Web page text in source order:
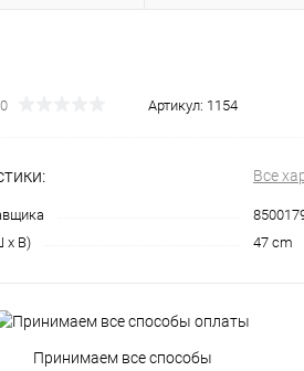
Артикул: 1154
Все
х В)
47 cm
Принимаем все способы